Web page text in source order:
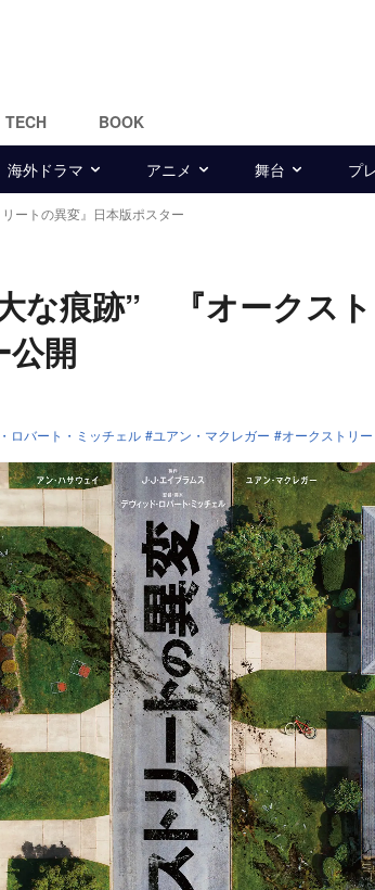
TECH BOOK
海外ドラマ アニメ 舞台 プ
リートの異変』日本版ポスター
な痕跡” 『オークス
公開
ロバート・ミッチェル ユアン・マクレガー オークストリ